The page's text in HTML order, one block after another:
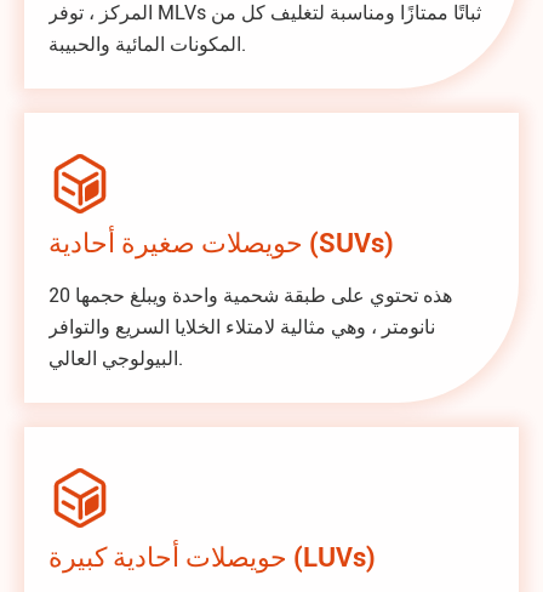
المركز ، توفر MLVs ثباتًا ممتازًا ومناسبة لتغليف كل من
المكونات المائية والحبيبة.

حويصلات صغيرة أحادية (SUVs)
هذه تحتوي على طبقة شحمية واحدة ويبلغ حجمها 20
نانومتر ، وهي مثالية لامتلاء الخلايا السريع والتوافر
البيولوجي العالي.

حويصلات أحادية كبيرة (LUVs)